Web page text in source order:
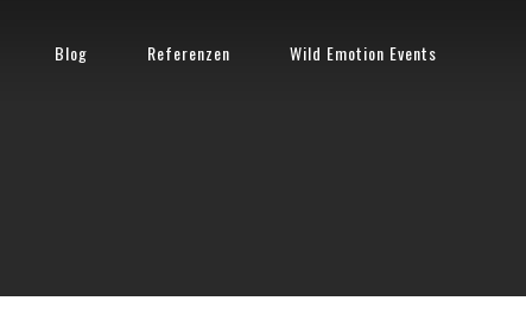
Blog Referenzen Wild Emotion Events